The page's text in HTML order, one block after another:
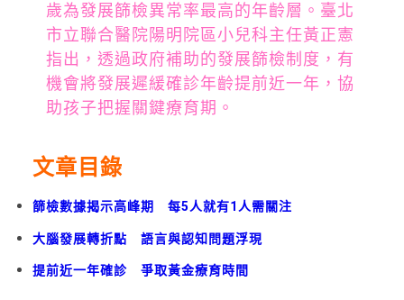
歲為發展篩檢異常率最高的年齡層。臺北
市立聯合醫院陽明院區小兒科主任黃正憲
指出，透過政府補助的發展篩檢制度，有
機會將發展遲緩確診年齡提前近一年，協
助孩子把握關鍵療育期。
文章目錄
篩檢數據揭示高峰期 每5人就有1人需關注
大腦發展轉折點 語言與認知問題浮現
提前近一年確診 爭取黃金療育時間